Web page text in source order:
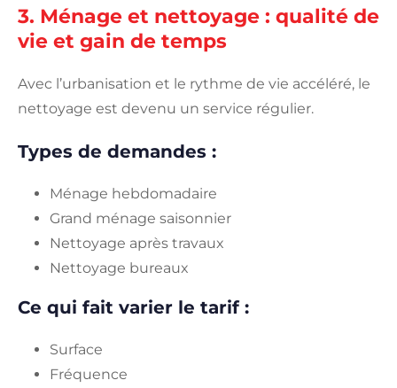
3. Ménage et nettoyage : qualité de
vie et gain de temps
Avec l’urbanisation et le rythme de vie accéléré, le
nettoyage est devenu un service régulier.
Types de demandes :
Ménage hebdomadaire
Grand ménage saisonnier
Nettoyage après travaux
Nettoyage bureaux
Ce qui fait varier le tarif :
Surface
Fréquence